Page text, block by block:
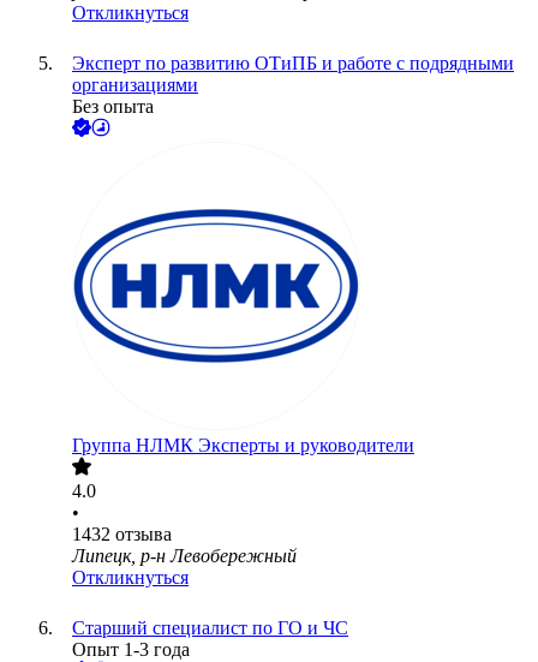
Откликнуться
Эксперт по развитию ОТиПБ и работе с подрядными
организациями
Без опыта
Группа НЛМК Эксперты и руководители
4.0
•
1432 отзыва
Липецк, р-н Левобережный
Откликнуться
Старший специалист по ГО и ЧС
Опыт 1-3 года